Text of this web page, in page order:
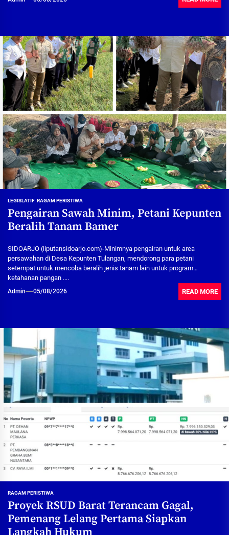
LEGISLATIF RAGAM PERISTIWA
Pengairan Sawah Minim, Petani Kepunten
Beralih Tanam Bamer
SIDOARJO (liputansidoarjo.com)-Minimnya pengairan untuk area
persawahan di Desa Kepunten Tulangan, mendorong para petani
setempat untuk mencoba beralih jenis tanam lain untuk program
ketahanan pangan ....
Admin 05/08/2026 READ MORE
RAGAM PERISTIWA
Proyek RSUD Barat Terancam Gagal,
Pemenang Lelang Pertama Siapkan
Langkah Hukum